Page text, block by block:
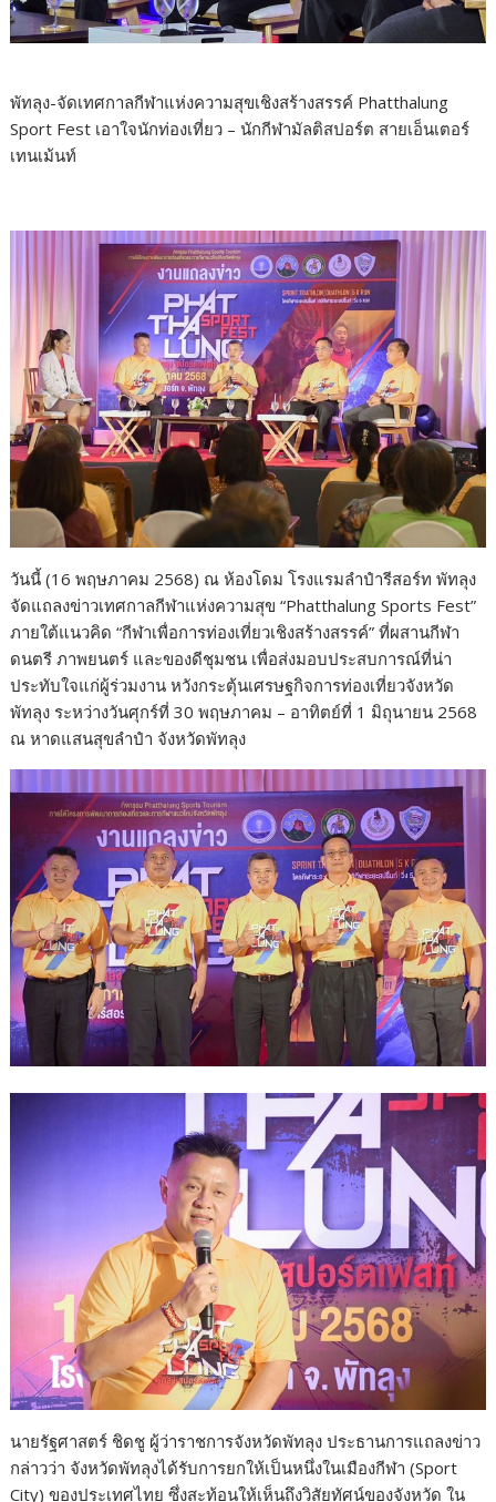
พัทลุง-จัดเทศกาลกีฬาแห่งความสุขเชิงสร้างสรรค์ Phatthalung
Sport Fest เอาใจนักท่องเที่ยว – นักกีฬามัลติสปอร์ต สายเอ็นเตอร์
เทนเม้นท์
วันนี้ (16 พฤษภาคม 2568) ณ ห้องโดม โรงแรมลำปำรีสอร์ท พัทลุง
จัดแถลงข่าวเทศกาลกีฬาแห่งความสุข “Phatthalung Sports Fest”
ภายใต้แนวคิด “กีฬาเพื่อการท่องเที่ยวเชิงสร้างสรรค์” ที่ผสานกีฬา
ดนตรี ภาพยนตร์ และของดีชุมชน เพื่อส่งมอบประสบการณ์ที่น่า
ประทับใจแก่ผู้ร่วมงาน หวังกระตุ้นเศรษฐกิจการท่องเที่ยวจังหวัด
พัทลุง ระหว่างวันศุกร์ที่ 30 พฤษภาคม – อาทิตย์ที่ 1 มิถุนายน 2568
ณ หาดแสนสุขลำปำ จังหวัดพัทลุง
นายรัฐศาสตร์ ชิดชู ผู้ว่าราชการจังหวัดพัทลุง ประธานการแถลงข่าว
กล่าวว่า จังหวัดพัทลุงได้รับการยกให้เป็นหนึ่งในเมืองกีฬา (Sport
City) ของประเทศไทย ซึ่งสะท้อนให้เห็นถึงวิสัยทัศน์ของจังหวัด ใน